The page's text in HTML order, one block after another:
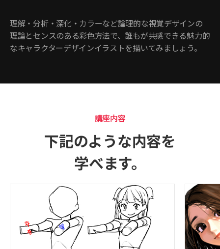
理解・分析・深化・カラーなど論理的な視覚デザインの
理論とセンスのある彩色方法で、誰もが共感できる魅力的
なキャラクターデザインイラストを描いてみましょう。
講座内容
下記のような内容を
学べます。